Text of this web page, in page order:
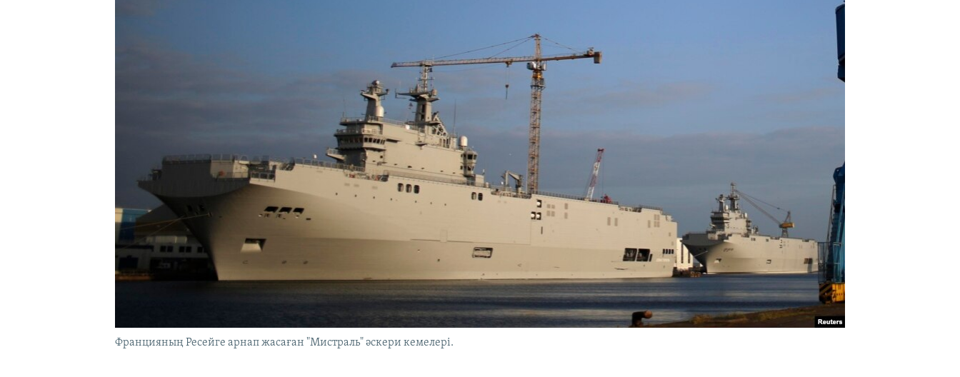
Францияның Ресейге арнап жасаған "Мистраль" әскери кемелері.